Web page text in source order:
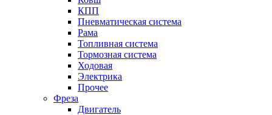
КПП
Пневматическая система
Рама
Топливная система
Тормозная система
Ходовая
Электрика
Прочее
Фреза
Двигатель